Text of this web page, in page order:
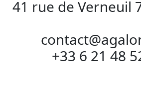
41 rue de Verneuil
+33 6 21 48